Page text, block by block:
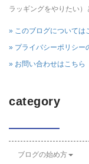
ラッギングをやりたい
» このブログについては
» プライバシーポリシー
» お問い合わせはこちら
category
ブログの始め方